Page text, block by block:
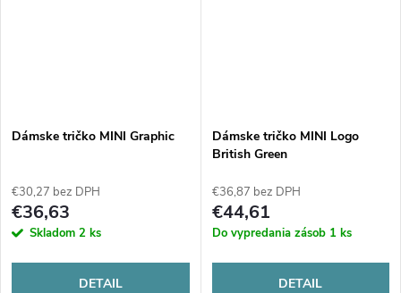
Dámske tričko MINI Graphic
€30,27 bez DPH
€36,63
Skladom 2 ks
DETAIL
Dámske tričko MINI Logo
British Green
€36,87 bez DPH
€44,61
Do vypredania zásob 1 ks
DETAIL